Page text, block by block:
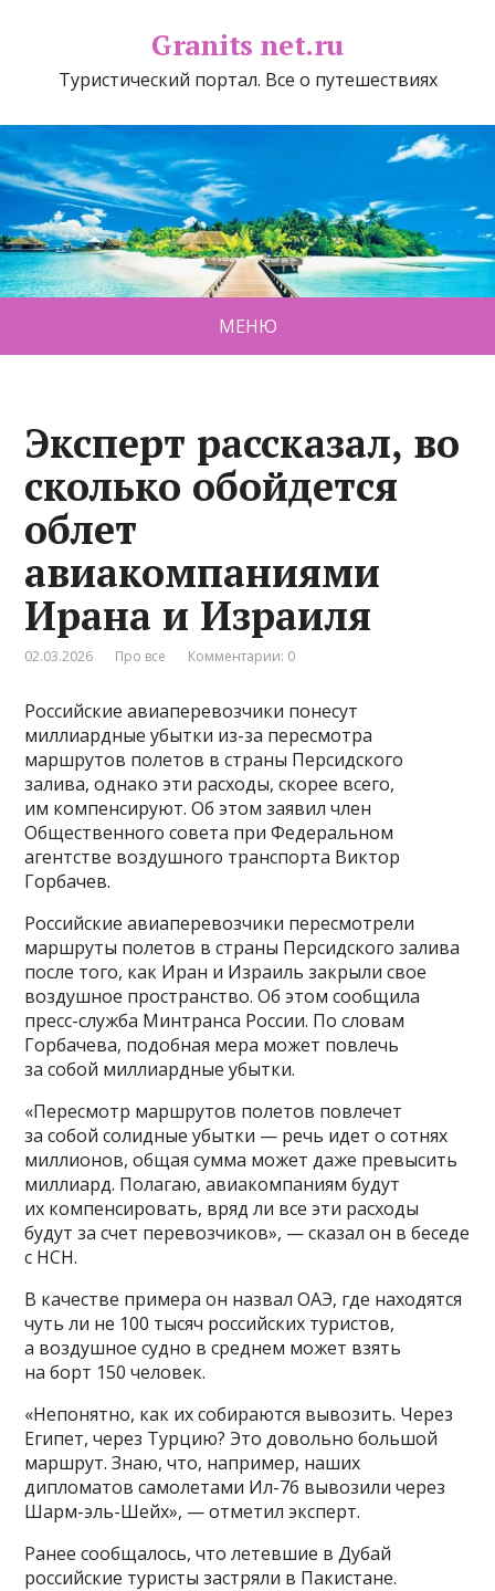
Granits net.ru
Туристический портал. Все о путешествиях
МЕНЮ
Эксперт рассказал, во
сколько обойдется
облет
авиакомпаниями
Ирана и Израиля
02.03.2026 Про все Комментарии: 0
Российские авиаперевозчики понесут
миллиардные убытки из-за пересмотра
маршрутов полетов в страны Персидского
залива, однако эти расходы, скорее всего,
им компенсируют. Об этом заявил член
Общественного совета при Федеральном
агентстве воздушного транспорта Виктор
Горбачев.
Российские авиаперевозчики пересмотрели
маршруты полетов в страны Персидского залива
после того, как Иран и Израиль закрыли свое
воздушное пространство. Об этом сообщила
пресс-служба Минтранса России. По словам
Горбачева, подобная мера может повлечь
за собой миллиардные убытки.
«Пересмотр маршрутов полетов повлечет
за собой солидные убытки — речь идет о сотнях
миллионов, общая сумма может даже превысить
миллиард. Полагаю, авиакомпаниям будут
их компенсировать, вряд ли все эти расходы
будут за счет перевозчиков», — сказал он в беседе
с НСН.
В качестве примера он назвал ОАЭ, где находятся
чуть ли не 100 тысяч российских туристов,
а воздушное судно в среднем может взять
на борт 150 человек.
«Непонятно, как их собираются вывозить. Через
Египет, через Турцию? Это довольно большой
маршрут. Знаю, что, например, наших
дипломатов самолетами Ил-76 вывозили через
Шарм-эль-Шейх», — отметил эксперт.
Ранее сообщалось, что летевшие в Дубай
российские туристы застряли в Пакистане.